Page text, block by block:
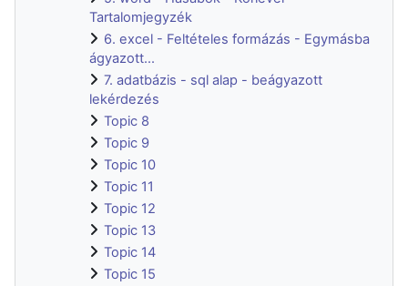
Tartalomjegyzék
6. excel - Feltételes formázás - Egymásba
ágyazott...
7. adatbázis - sql alap - beágyazott
lekérdezés
Topic 8
Topic 9
Topic 10
Topic 11
Topic 12
Topic 13
Topic 14
Topic 15